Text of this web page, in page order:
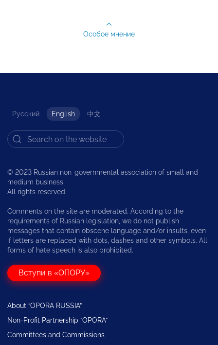
Особое мнение
Русский English 中文
© 2023 Russian non-governmental association of small and
medium business
All rights reserved.
Comments on the site are moderated. According to the
requirements of Russian legislation, we do not publish
messages that contain obscene language and/or insults, even
if letters are replaced with dots, dashes and other symbols. All
forms of hate speech is also prohibited.
Вступи в «ОПОРУ»
About “OPORA RUSSIA”
Non-Profit Partnership “OPORA”
Committees and Commissions